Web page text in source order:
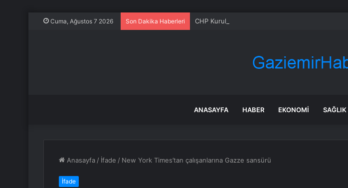
Cuma, Ağustos 7 2026 Son Dakika Haberleri CHP Kurultayı soruşturmasında dikkat çeken
ANASAYFA HABER EKONOMI SAĞLIK
Anasayfa / İfade / New York Times’tan çalışanlarına Gazze sansürü
İfade